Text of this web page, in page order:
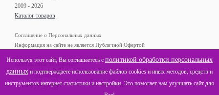
2009 - 2026
Каталог товаров
Соглашение о Персональных данных
Информация на сайте не является Публичной Офертой
Контактные телефоны:
+7(812)
602-40-48
8 (800) 775-05-68
Используя этот сайт, Вы соглашаетесь с политикой обработки персональных
данных и подтверждаете использование файлов cookies и иных методов, средств и
инструментов интернет статистики и настройки. Это помогает нам улучшать сайт для